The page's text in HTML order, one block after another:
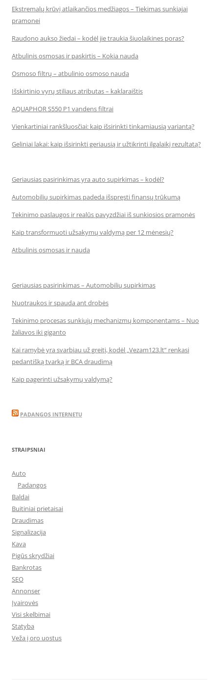
Ekstremalų krūvį atlaikančios medžiagos – Tiekimas sunkiajai
pramonei
Raudono aukso žiedai – kodėl jie traukia šiuolaikines poras?
Atbulinis osmosas ir paskirtis – Kokia nauda
Osmoso filtrų – atbulinio osmoso nauda
Išskirtinio vyrų stiliaus atributas – kaklaraištis
AQUAPHOR S550 P1 vandens filtrai
Vienkartiniai rankšluosčiai: kaip išsirinkti tinkamiausią variantą?
Geliniai lakai: kaip išsirinkti geriausią ir užtikrinti ilgalaikį rezultatą?
Geriausias pasirinkimas yra auto supirkimas – kodėl?
Automobilių supirkimas padeda išspręsti finansų trūkumą
Tekinimo paslaugos ir realūs pavyzdžiai iš sunkiosios pramonės
Kaip transformuoti užsakymų valdymą per 12 mėnesių?
Atbulinis osmosas ir nauda
Geriausias pasirinkimas – Automobilių supirkimas
Nuotraukos ir spauda ant drobės
Tekinimo procesas sunkiųjų mechanizmų komponentams – Nuo
žaliavos iki giganto
Kai ramybė yra svarbiau už greitį, kodėl „Vezam123.lt“ renkasi
pedantišką tvarką ir BCA draudimą
Kaip pagerinti užsakymų valdymą?
PADANGOS INTERNETU
STRAIPSNIAI
Auto
Padangos
Baldai
Buitiniai prietaisai
Draudimas
Signalizacija
Kava
Pigūs skrydžiai
Bankrotas
SEO
Annonser
Įvairovės
Visi skelbimai
Statyba
Veža į oro uostus